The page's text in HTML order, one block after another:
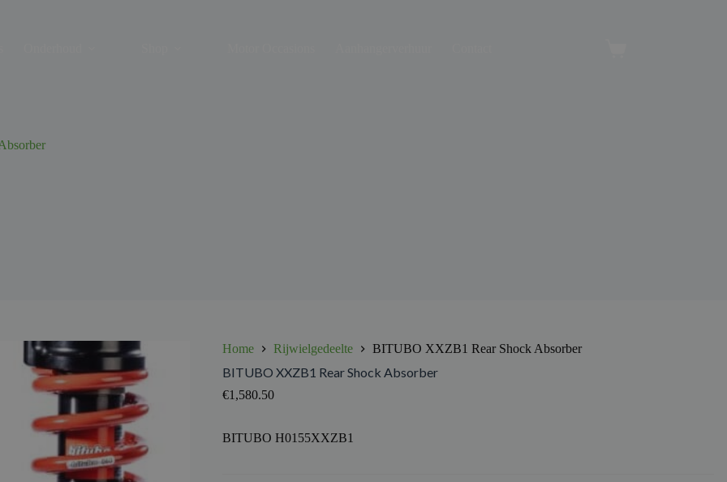
Home Rijwielgedeelte BITUBO XXZB1 Rear Shock Absorber
BITUBO XXZB1 Rear Shock Absorber
€1,580.50
BITUBO H0155XXZB1